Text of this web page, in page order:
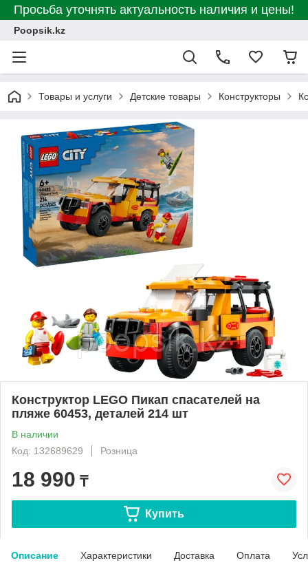
Просьба уточнять актуальность наличия и цены!
Poopsik.kz
Товары и услуги Детские товары Конструкторы
Конструктор LEGO Пикап спасателей на
пляже 60453, деталей 214 шт
В наличии
Код: 132689629
Розница
18 990 ₸
Купить
Описание Характеристики Доставка Оплата